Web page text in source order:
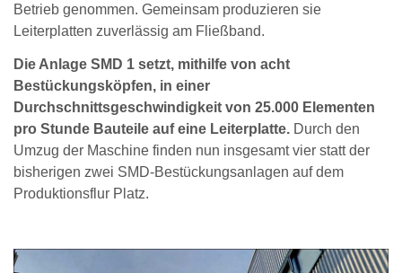
Betrieb genommen. Gemeinsam produzieren sie
Leiterplatten zuverlässig am Fließband.
Die Anlage SMD 1 setzt, mithilfe von acht
Bestückungsköpfen, in einer
Durchschnittsgeschwindigkeit von 25.000 Elementen
pro Stunde Bauteile auf eine Leiterplatte. Durch den
Umzug der Maschine finden nun insgesamt vier statt der
bisherigen zwei SMD-Bestückungsanlagen auf dem
Produktionsflur Platz.